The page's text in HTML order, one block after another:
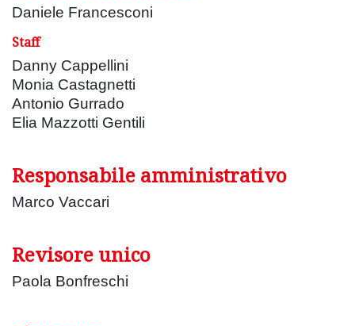
Daniele Francesconi
Staff
Danny Cappellini
Monia Castagnetti
Antonio Gurrado
Elia Mazzotti Gentili
Responsabile amministrativo
Marco Vaccari
Revisore unico
Paola Bonfreschi